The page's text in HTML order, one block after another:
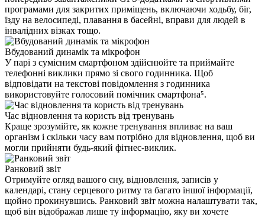
програмами для закритих приміщень, включаючи ходьбу, біг,
їзду на велосипеді, плавання в басейні, вправи для людей в
інвалідних візках тощо.
Вбудований динамік та мікрофон
У парі з сумісним смартфоном здійснюйте та приймайте
телефонні виклики прямо зі свого годинника. Щоб
відповідати на текстові повідомлення з годинника
використовуйте голосовий помічник смартфона⁵.
Час відновлення та користь від тренувань
Краще зрозумійте, як кожне тренування впливає на ваш
організм і скільки часу вам потрібно для відновлення, щоб ви
могли прийняти будь-який фітнес-виклик.
Ранковий звіт
Отримуйте огляд вашого сну, відновлення, записів у
календарі, стану серцевого ритму та багато іншої інформації,
щойно прокинувшись. Ранковий звіт можна налаштувати так,
щоб він відображав лише ту інформацію, яку ви хочете